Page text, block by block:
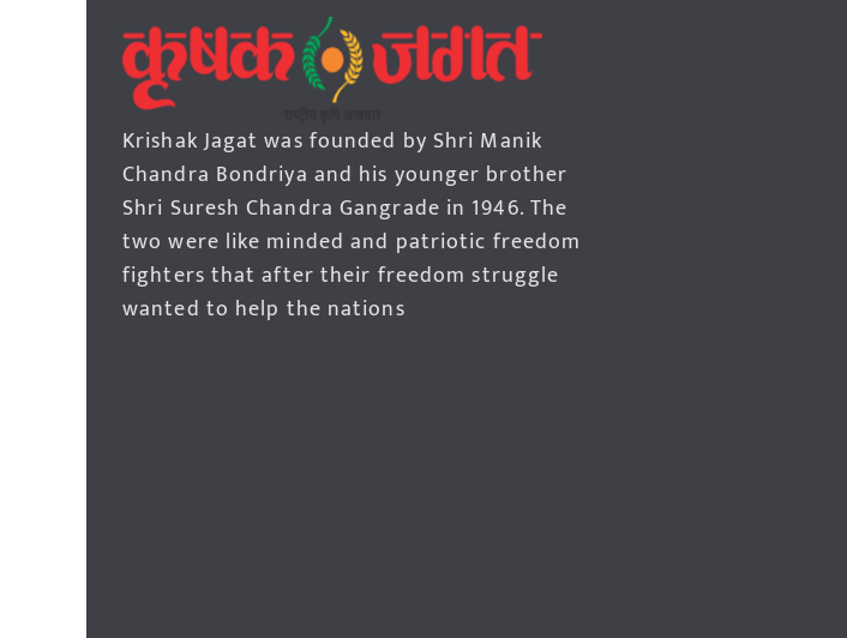
Krishak Jagat was founded by Shri Manik
Chandra Bondriya and his younger brother
Shri Suresh Chandra Gangrade in 1946. The
two were like minded and patriotic freedom
fighters that after their freedom struggle
wanted to help the nations